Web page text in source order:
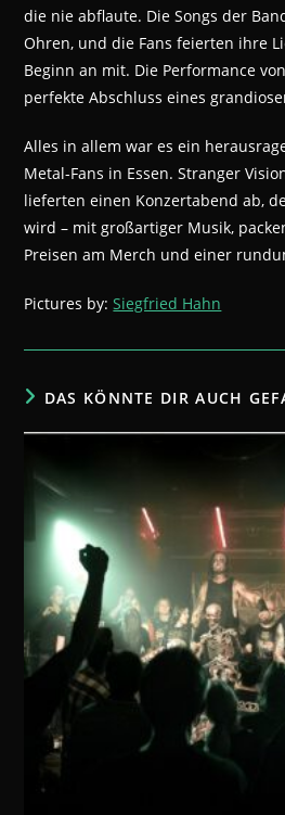
die nie abflaute. Die Songs der
Ohren, und die Fans feierten ihre
Beginn an mit. Die Performance
perfekte Abschluss eines
Alles in allem war es ein
Metal-Fans in Essen. Stranger
lieferten einen Konzertabend ab,
wird – mit großartiger Musik,
Preisen am Merch und einer
Pictures by:Siegfried Hahn
DAS KÖNNTE DIR AUCH